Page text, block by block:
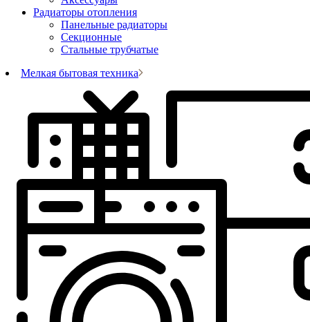
Радиаторы отопления
Панельные радиаторы
Секционные
Стальные трубчатые
Мелкая бытовая техника